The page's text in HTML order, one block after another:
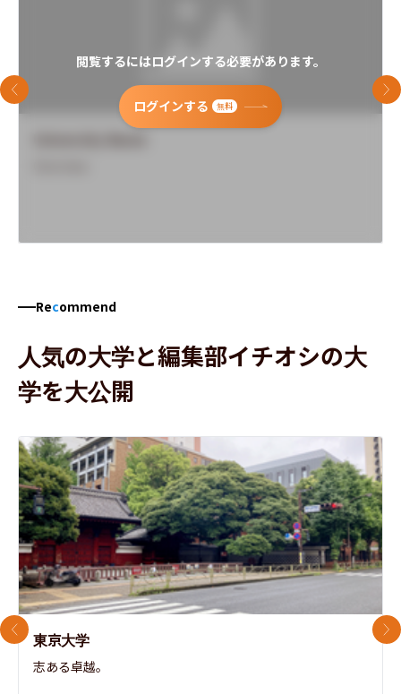
閲覧するにはログインする必要があります。
ログインする 無料
前のスライド 次
Recommend
人気の大学と編集部イチオシの大
学を大公開
東京大学
志ある卓越。
前のスライド 次